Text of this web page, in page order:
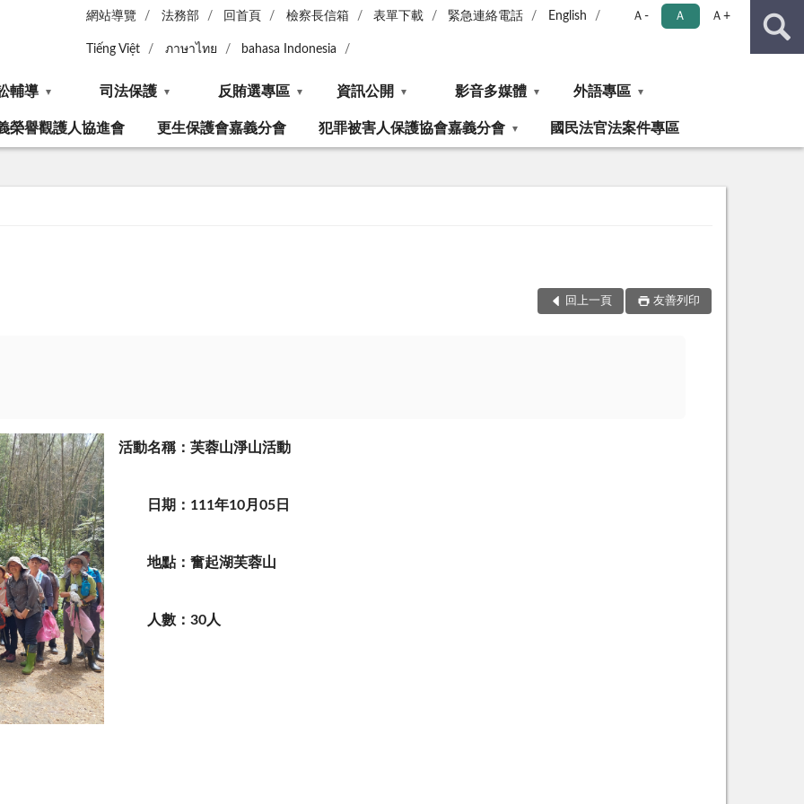
網站導覽 法務部 回首頁 檢察長信箱 表單下載 緊急連絡電話 English
Tiếng Việt ภาษาไทย bahasa Indonesia
Ａ- Ａ Ａ+
輔導 司法保護 反賄選專區 資訊公開 影音多媒體 外語專區
榮譽觀護人協進會 更生保護會嘉義分會 犯罪被害人保護協會嘉義分會 國民法官法案件專區
回上一頁 友善列印
活動名稱：芙蓉山淨山活動
日期： 111年10月 05 日
地點：奮起湖芙蓉山
人數： 30人